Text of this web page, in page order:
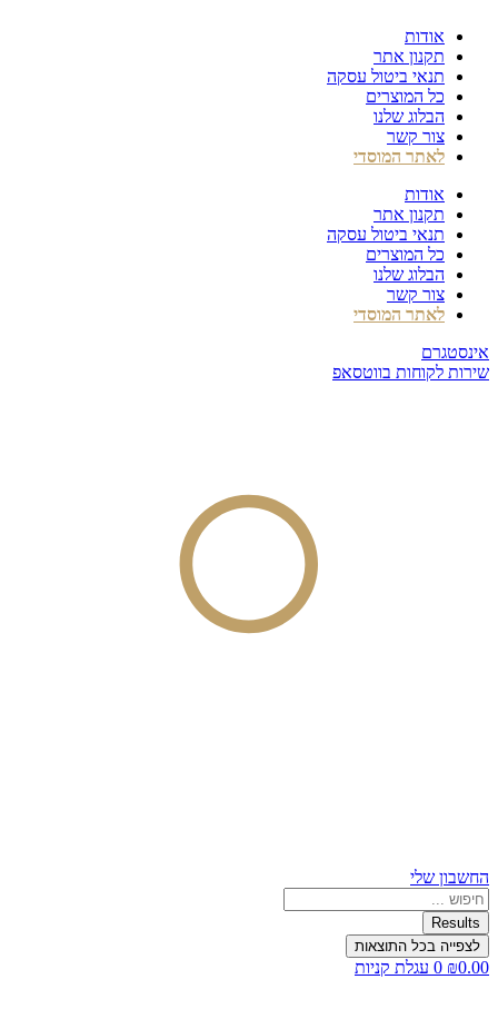
לתוכן
אודות
תקנון אתר
תנאי ביטול עסקה
כל המוצרים
הבלוג שלנו
צור קשר
לאתר המוסדי
אודות
תקנון אתר
תנאי ביטול עסקה
כל המוצרים
הבלוג שלנו
צור קשר
לאתר המוסדי
אינסטגרם
שירות לקוחות בווטסאפ
החשבון שלי
Search
...
Results
לצפייה בכל התוצאות
₪0.00
0 עגלת קניות